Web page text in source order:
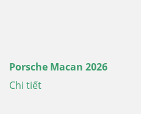
Porsche Macan 2026
Chi tiết